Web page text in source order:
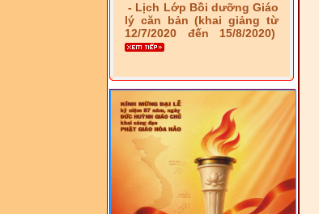
- LỄ RA QUÂN DẬM VÁ,
SỬA CHỮA LỘ GIAO
THÔNG NÔNG THÔN (XÃ
PHÚ THỌ)
- LỚP TẬP HUẤN LỊCH SỬ,
PHÁP LUẬT VIỆT NAM VÀ
HIẾN CHƯƠNG GIÁO HỘI
PGHH NHIỆM KỲ VI (2024-
2029) CHO TRỊ SỰ VIÊN
TRUNG ƯƠNG, BAN ĐẠI
DIỆN TỈNH VÀ GIÁO LÝ
VIÊN - CHUYÊN ĐỀ: NHỮNG
VẤN ĐỀ CHUNG VỀ PHÁP
LUẬT VÀ HỆ THỐNG PHÁP
LUẬT VIỆT NAM
- Lịch Lớp Bồi dưỡng Giáo
lý căn bản (khai giảng từ
12/7/2020 đến 15/8/2020)